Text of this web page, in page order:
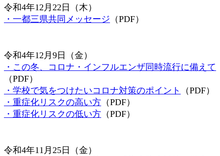
令和4年12月22日（木）
・一都三県共同メッセージ （PDF）
令和4年12月9日（金）
・この冬、コロナ・インフルエンザ同時流行に備えて
（PDF）
・学校で気をつけたいコロナ対策のポイント
（PDF）
・重症化リスクの高い方 （PDF）
・重症化リスクの低い方 （PDF）
令和4年11月25日（金）